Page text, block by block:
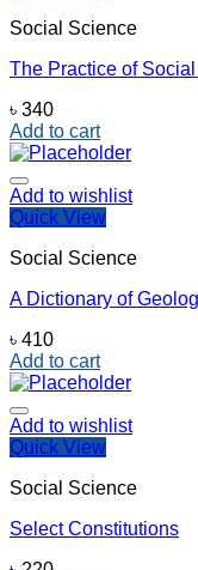
Social Science
The Practice of
৳ 340
Add to cart
Add to wishlist
Quick View
Social Science
A Dictionary of
৳ 410
Add to cart
Add to wishlist
Quick View
Social Science
Select Constitutions